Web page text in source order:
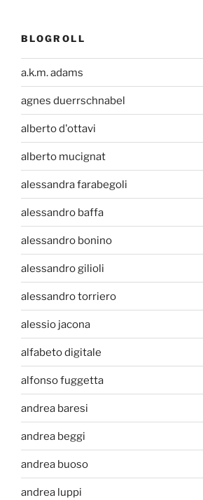
BLOGROLL
a.k.m. adams
agnes duerrschnabel
alberto d'ottavi
alberto mucignat
alessandra farabegoli
alessandro baffa
alessandro bonino
alessandro gilioli
alessandro torriero
alessio jacona
alfabeto digitale
alfonso fuggetta
andrea baresi
andrea beggi
andrea buoso
andrea luppi